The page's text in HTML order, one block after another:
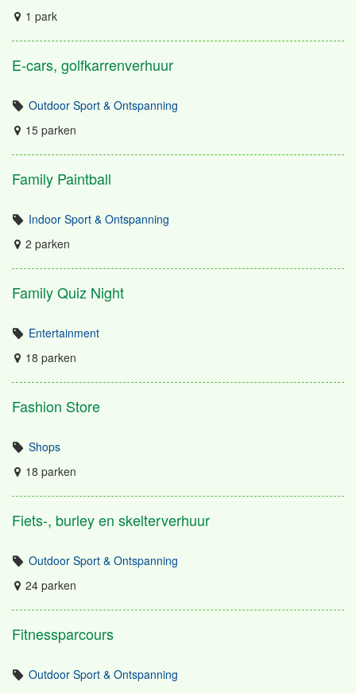
1 park
E-cars, golfkarrenverhuur
Outdoor Sport & Ontspanning
15 parken
Family Paintball
Indoor Sport & Ontspanning
2 parken
Family Quiz Night
Entertainment
18 parken
Fashion Store
Shops
18 parken
Fiets-, burley en skelterverhuur
Outdoor Sport & Ontspanning
24 parken
Fitnessparcours
Outdoor Sport & Ontspanning